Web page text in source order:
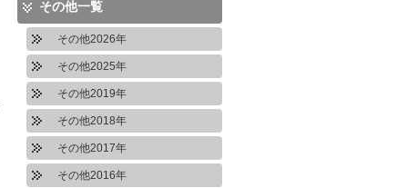
その他一覧
その他2026年
その他2025年
その他2019年
その他2018年
その他2017年
その他2016年